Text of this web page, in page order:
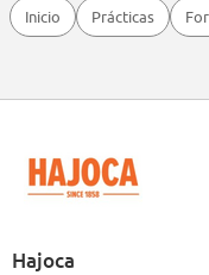
Inicio Prácticas
Hajoca